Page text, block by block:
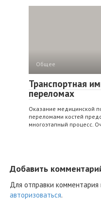
Общее
Транспортная
переломах
Оказание медицинской
переломами костей
многоэтапный процесс.
Добавить
Для отправки
авторизоваться.